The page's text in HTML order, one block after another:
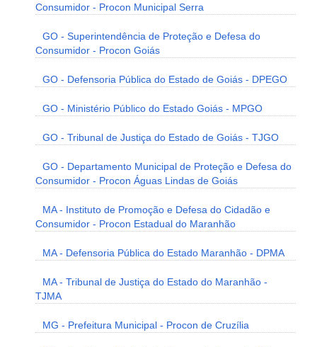
Consumidor - Procon Municipal Serra
GO - Superintendência de Proteção e Defesa do
Consumidor - Procon Goiás
GO - Defensoria Pública do Estado de Goiás - DPEGO
GO - Ministério Público do Estado Goiás - MPGO
GO - Tribunal de Justiça do Estado de Goiás - TJGO
GO - Departamento Municipal de Proteção e Defesa do
Consumidor - Procon Águas Lindas de Goiás
MA - Instituto de Promoção e Defesa do Cidadão e
Consumidor - Procon Estadual do Maranhão
MA - Defensoria Pública do Estado Maranhão - DPMA
MA - Tribunal de Justiça do Estado do Maranhão -
TJMA
MG - Prefeitura Municipal - Procon de Cruzília